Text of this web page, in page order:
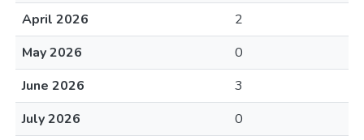
April 2026
2
May 2026
0
June 2026
3
July 2026
0